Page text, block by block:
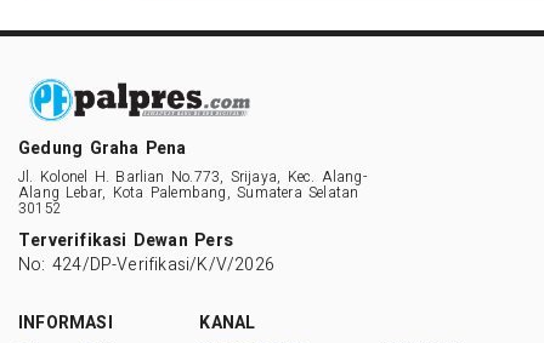
Gedung Graha Pena
Jl. Kolonel H. Barlian No.773, Srijaya, Kec. Alang-
Alang Lebar, Kota Palembang, Sumatera Selatan
30152
Terverifikasi Dewan Pers
No: 424/DP-Verifikasi/K/V/2026
INFORMASI
KANAL